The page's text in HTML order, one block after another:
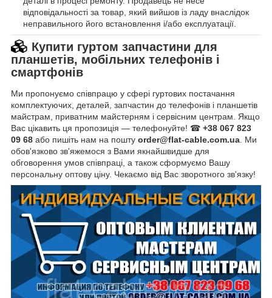
відповідальності за товар, який вийшов із ладу внаслідок
неправильного його встановлення і/або експлуатації.
Купити гуртом запчастини для
планшетів, мобільних телефонів і
смартфонів
Ми пропонуємо співпрацю у сфері гуртових постачання
комплектуючих, деталей, запчастин до телефонів і планшетів
майстрам, приватним майстерням і сервісним центрам. Якщо
Вас цікавить ця пропозиція — телефонуйте! ☎ +38 067 823
09 68 або пишіть нам на пошту order@flat-cable.com.ua. Ми
обов'язково зв'яжемося з Вами якнайшвидше для
обговорення умов співпраці, а також сформуємо Вашу
персональну оптову ціну. Чекаємо від Вас зворотного зв'язку!